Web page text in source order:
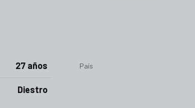
27 años País
Diestro